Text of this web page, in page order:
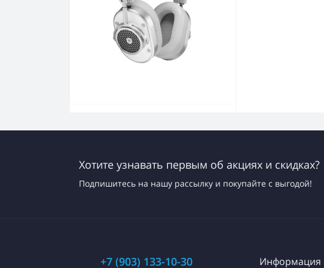
Хотите узнавать первым об акциях и скидках?
Подпишитесь на нашу рассылку и покупайте с выгодой!
+7 (903) 133-10-30 Информация